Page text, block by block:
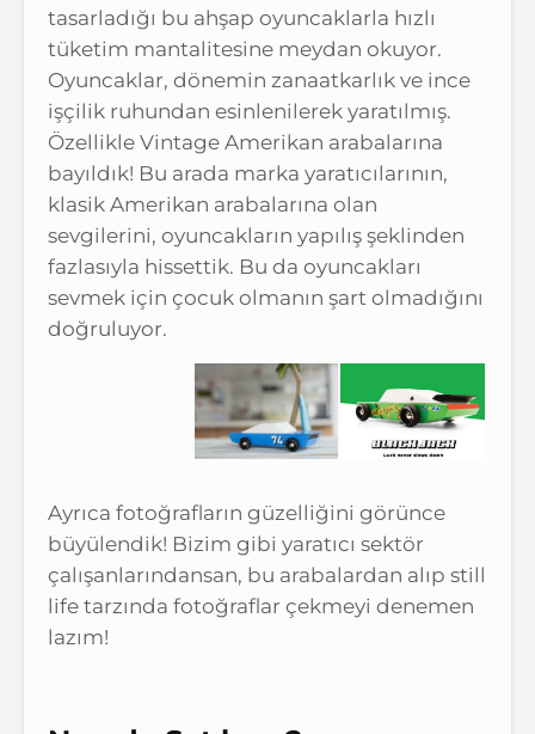
tasarladığı bu ahşap oyuncaklarla hızlı
tüketim mantalitesine meydan okuyor.
Oyuncaklar, dönemin zanaatkarlık ve ince
işçilik ruhundan esinlenilerek yaratılmış.
Özellikle Vintage Amerikan arabalarına
bayıldık! Bu arada marka yaratıcılarının,
klasik Amerikan arabalarına olan
sevgilerini, oyuncakların yapılış şeklinden
fazlasıyla hissettik. Bu da oyuncakları
sevmek için çocuk olmanın şart olmadığını
doğruluyor.
Ayrıca fotoğrafların güzelliğini görünce
büyülendik! Bizim gibi yaratıcı sektör
çalışanlarındansan, bu arabalardan alıp still
life tarzında fotoğraflar çekmeyi denemen
lazım!